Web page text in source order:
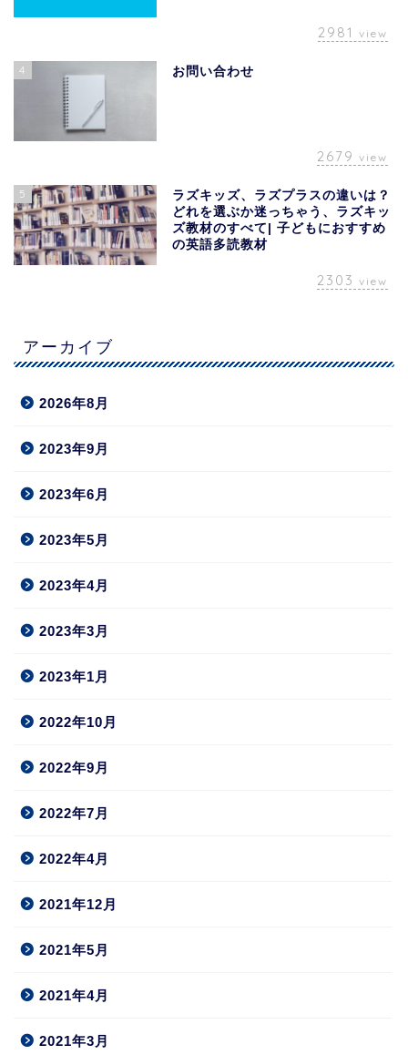
2981 view
4 お問い合わせ
2679 view
5
ラズキッズ、ラズプラスの違いは？
どれを選ぶか迷っちゃう、ラズキッ
ズ教材のすべて| 子どもにおすすめ
の英語多読教材
2303 view
アーカイブ
2026年8月
2023年9月
2023年6月
2023年5月
2023年4月
2023年3月
2023年1月
2022年10月
2022年9月
2022年7月
2022年4月
2021年12月
2021年5月
2021年4月
2021年3月